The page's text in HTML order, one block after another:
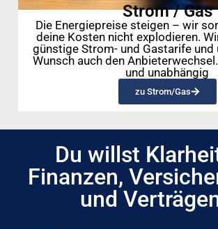
Strom / Gas
Die Energiepreise steigen – wir
deine Kosten nicht explodieren.
günstige Strom- und Gastarife und
Wunsch auch den
und unabhängig
zu Strom/Gas
Du willst
Finanzen,
und